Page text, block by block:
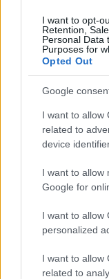
I want to opt-
Retention,
Personal Data
Purposes for
Opted Out
Google
I want to allow
related to
device
I want to allow
Google for
I want to allow
personalized
I want to allow
related to
Dove si terrà
Francisco
Matteo Pellegrino · 6